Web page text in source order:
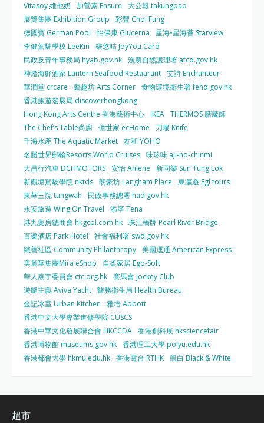
Vitasoy 維他奶
加營素 Ensure
大公報 takungpao
展覽集團 Exhibition Group
彩豐 Choi Fung
德國寶 German Pool
怡保康 Glucerna
星海•星海薈 Starview
李健駕駛學校 LeeKin
樂悠咭 JoyYou Card
民政及青年事務局 hyab.gov.hk 漁農自然護理署 afcd.gov.hk
神燈海鮮酒家 Lantern Seafood Restaurant 艾詩 Enchanteur
華潤堂 crcare
藝趣坊 Arts Corner 食物環境衛生署 fehd.gov.hk
香港旅遊發展局 discoverhongkong
Hong Kong Arts Centre 香港藝術中心 IKEA THERMOS 膳魔師
The Chef’s Table尚廚 億世家 ecHome
刀嘜 Knife
千海水產 The Aquatic Market 友和 YOHO
名勝世界郵輪Resorts World Cruises 味珍味 aji-no-chinmi
大昌行汽車 DCHMOTORS 安怡 Anlene
新同樂 Sun Tung Lok
新觀塘駕駛學院 nktds 朗豪坊 Langham Place
東瀛遊 Egl tours
東華三院 tungwah
民政事務總署 had.gov.hk
永安旅遊 Wing On Travel
添寧 Tena
港九藥房總商會 hkgcpl.com.hk 珠江橋牌 Pearl River Bridge
百樂酒店 Park Hotel
社會福利署 swd.gov.hk
織善社區 Community Philanthropy 美國運通 American Express
美麗華集團Mira eShop
自柔家居 Ego-Soft
華人廟宇委員會 ctc.org.hk 賽馬會 Jockey Club
遊艇主義 Aviva Yacht 醫務衛生局 Health Bureau
金記冰室 Urban Kitchen
雅培 Abbott
香港中文大學專業進修學院 CUSCS
香港中華文化發展聯合會 HKCCDA 香港創科展 hksciencefair
香港博物館 museums.gov.hk 香港理工大學 polyu.edu.hk
香港都會大學 hkmu.edu.hk 香港電台 RTHK 黑白 Black & White
超市